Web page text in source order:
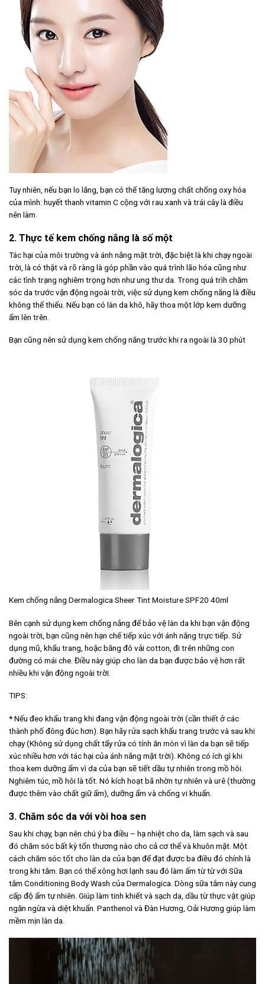
Tuy nhiên, nếu bạn lo lắng, bạn có thể tăng lượng chất chống oxy hóa
của mình: huyết thanh vitamin C cộng với rau xanh và trái cây là điều
nên làm.
2. Thực tế kem chống nắng là số một
Tác hại của môi trường và ánh nắng mặt trời, đặc biệt là khi chạy ngoài
trời, là có thật và rõ ràng là góp phần vào quá trình lão hóa cũng như
các tình trạng nghiêm trọng hơn như ung thư da. Trong quá trìh chăm
sóc da trước vận động ngoài trời, việc sử dụng kem chống năng là điều
không thể thiếu. Nếu bạn có làn da khô, hãy thoa một lớp kem dưỡng
ẩm lên trên.
Bạn cũng nên sử dụng kem chống nắng trước khi ra ngoài là 30 phút
Kem chống nắng Dermalogica Sheer Tint Moisture SPF20 40ml
Bên cạnh sử dụng kem chống nắng để bảo vệ làn da khi bạn vận động
ngoài trời, bạn cũng nên hạn chế tiếp xúc với ánh nắng trực tiếp. Sử
dụng mũ, khẩu trang, hoặc băng đô vải cotton, đi trên những con
đường có mái che. Điều này giúp cho làn da bạn được bảo vệ hơn rất
nhiều khi vận động ngoài trời.
TIPS:
* Nếu đeo khẩu trang khi đang vận động ngoài trời (cần thiết ở các
thành phố đông đúc hơn). Bạn hãy rửa sạch khẩu trang trước và sau khi
chạy (Không sử dụng chất tẩy rửa có tính ăn mòn vì làn da bạn sẽ tiếp
xúc nhiều hơn với tác hại của ánh nắng mặt trời). Không có ích gì khi
thoa kem dưỡng ẩm vì da của bạn sẽ tiết dầu tự nhiên trong mồ hôi.
Nghiêm túc, mồ hôi là tốt. Nó kích hoạt bã nhờn tự nhiên và urê (thường
được thêm vào chất giữ ẩm), dưỡng ẩm và chống vi khuẩn.
3. Chăm sóc da với vòi hoa sen
Sau khi chạy, bạn nên chú ý ba điều – hạ nhiệt cho da, làm sạch và sau
đó chăm sóc bất kỳ tổn thương nào cho cả cơ thể và khuôn mặt. Một
cách chăm sóc tốt cho làn da của bạn để đạt được ba điều đó chính là
trong khi tắm. Bạn có thể xông hơi lạnh sau đó làm ấm từ từ với Sữa
tắm Conditioning Body Wash của Dermalogica. Dòng sữa tắm này cung
cấp độ ẩm tự nhiên. Giúp làm tinh khiết và sạch da, dầu từ thực vật giúp
ngăn ngừa và diệt khuẩn. Panthenol và Đàn Hương, Oải Hương giúp làm
mềm mịn làn da.